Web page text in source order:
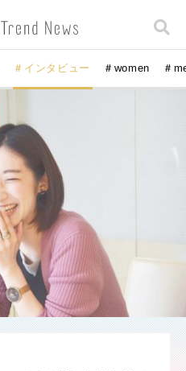
＃インタビュー ＃women ＃